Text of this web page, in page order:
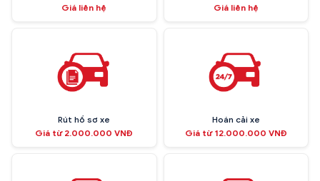
Giá liên hệ
Giá liên hệ
Rút hồ sơ xe
Giá từ 2.000.000 VNĐ
Hoán cải xe
Giá từ 12.000.000 VNĐ